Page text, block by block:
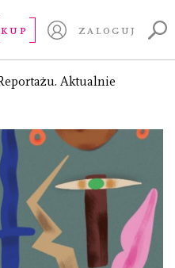
KUP ZALOGUJ
antropolożka
Aktualnie